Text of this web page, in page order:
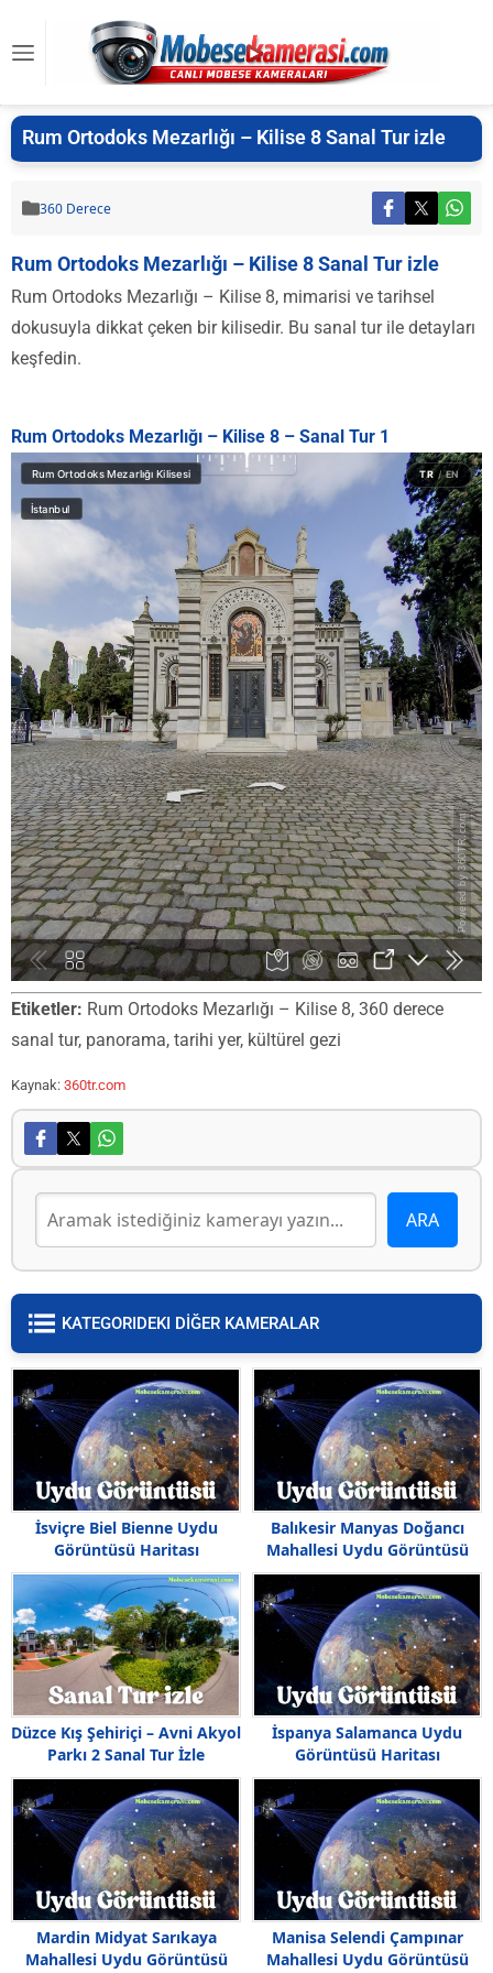
Rum Ortodoks Mezarlığı – Kilise 8 Sanal Tur izle
360 Derece
Rum Ortodoks Mezarlığı – Kilise 8 Sanal Tur izle
Rum Ortodoks Mezarlığı – Kilise 8, mimarisi ve tarihsel
dokusuyla dikkat çeken bir kilisedir. Bu sanal tur ile detayları
keşfedin.
Rum Ortodoks Mezarlığı – Kilise 8 – Sanal Tur 1
Etiketler: Rum Ortodoks Mezarlığı – Kilise 8, 360 derece
sanal tur, panorama, tarihi yer, kültürel gezi
Kaynak: 360tr.com
KATEGORIDEKI DİĞER KAMERALAR
İsviçre Biel Bienne Uydu
Görüntüsü Haritası
Balıkesir Manyas Doğancı
Mahallesi Uydu Görüntüsü
Düzce Kış Şehiriçi – Avni Akyol
Parkı 2 Sanal Tur İzle
İspanya Salamanca Uydu
Görüntüsü Haritası
Mardin Midyat Sarıkaya
Mahallesi Uydu Görüntüsü
Manisa Selendi Çampınar
Mahallesi Uydu Görüntüsü